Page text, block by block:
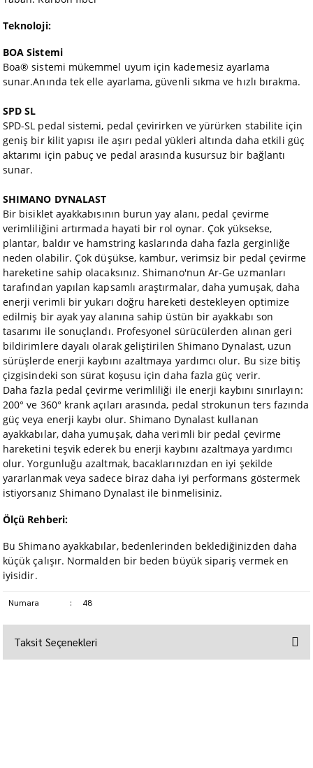
Teknoloji:
BOA Sistemi
Boa® sistemi mükemmel uyum için kademesiz ayarlama
sunar.Anında tek elle ayarlama, güvenli sıkma ve hızlı bırakma.
SPD SL
SPD-SL pedal sistemi, pedal çevirirken ve yürürken stabilite için
geniş bir kilit yapısı ile aşırı pedal yükleri altında daha etkili güç
aktarımı için pabuç ve pedal arasında kusursuz bir bağlantı
sunar.
SHIMANO DYNALAST
Bir bisiklet ayakkabısının burun yay alanı, pedal çevirme
verimliliğini artırmada hayati bir rol oynar. Çok yüksekse,
plantar, baldır ve hamstring kaslarında daha fazla gerginliğe
neden olabilir. Çok düşükse, kambur, verimsiz bir pedal çevirme
hareketine sahip olacaksınız. Shimano'nun Ar-Ge uzmanları
tarafından yapılan kapsamlı araştırmalar, daha yumuşak, daha
enerji verimli bir yukarı doğru hareketi destekleyen optimize
edilmiş bir ayak yay alanına sahip üstün bir ayakkabı son
tasarımı ile sonuçlandı. Profesyonel sürücülerden alınan geri
bildirimlere dayalı olarak geliştirilen Shimano Dynalast, uzun
sürüşlerde enerji kaybını azaltmaya yardımcı olur. Bu size bitiş
çizgisindeki son sürat koşusu için daha fazla güç verir.
Daha fazla pedal çevirme verimliliği ile enerji kaybını sınırlayın:
200° ve 360° krank açıları arasında, pedal strokunun ters fazında
güç veya enerji kaybı olur. Shimano Dynalast kullanan
ayakkabılar, daha yumuşak, daha verimli bir pedal çevirme
hareketini teşvik ederek bu enerji kaybını azaltmaya yardımcı
olur. Yorgunluğu azaltmak, bacaklarınızdan en iyi şekilde
yararlanmak veya sadece biraz daha iyi performans göstermek
istiyorsanız Shimano Dynalast ile binmelisiniz.
Ölçü Rehberi:
Bu Shimano ayakkabılar, bedenlerinden beklediğinizden daha
küçük çalışır. Normalden bir beden büyük sipariş vermek en
iyisidir.
Numara : 48
Taksit Seçenekleri